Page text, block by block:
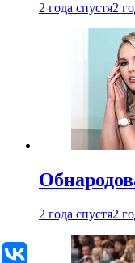
2 года спустя2
2 года спустя2